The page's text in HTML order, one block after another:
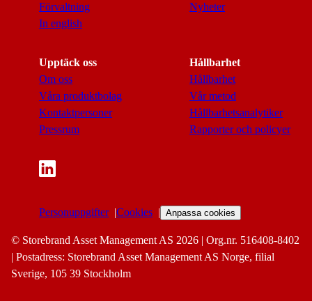
Förvaltning
In english
Nyheter
Upptäck oss
Om oss
Våra produktbolag
Kontaktpersoner
Pressrum
Hållbarhet
Hållbarhet
Vår metod
Hållbarhetsanalytiker
Rapporter och policyer
Personuppgifter Cookies Anpassa cookies
© Storebrand Asset Management AS 2026 | Org.nr. 516408-8402
| Postadress: Storebrand Asset Management AS Norge, filial
Sverige, 105 39 Stockholm